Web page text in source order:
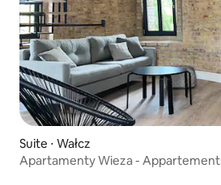
Suite ⋅ Wałcz
Apartamenty Wieza -